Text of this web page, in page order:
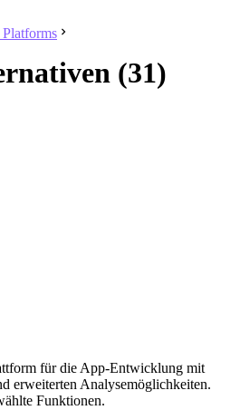
(31)
für die App-Entwicklung mit
erweiterten Analysemöglichkeiten.
Funktionen.